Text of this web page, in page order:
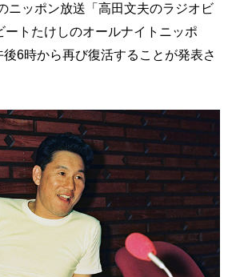
ニッポン放送「高田文夫のラジオビ
ートたけしのオールナイトニッポ
6時から再び復活することが発表さ